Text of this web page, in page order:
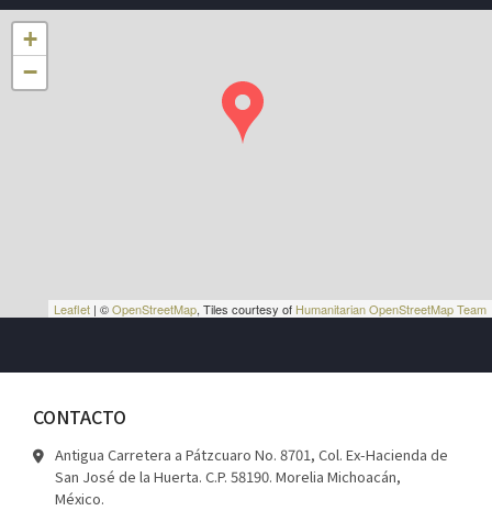
+
−
Leaflet | ©OpenStreetMap, Tiles courtesy of Humanitarian OpenStreetMap Team
CONTACTO
Antigua Carretera a Pátzcuaro No. 8701, Col. Ex-Hacienda de
San José de la Huerta. C.P. 58190. Morelia Michoacán,
México.